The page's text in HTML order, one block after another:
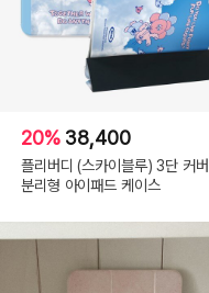
20% 38,400
플리버디 (스카이블루) 3단 커버
분리형 아이패드 케이스